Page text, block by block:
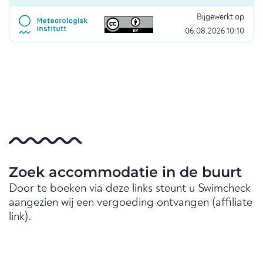
Bijgewerkt op
06.08.2026 10:10
Zoek accommodatie in de buurt
Door te boeken via deze links steunt u Swimcheck
aangezien wij een vergoeding ontvangen (affiliate
link).